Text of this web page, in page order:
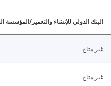
البنك الدولي للإنشاء والتعمير/المؤسسة
غير متاح
غير متاح